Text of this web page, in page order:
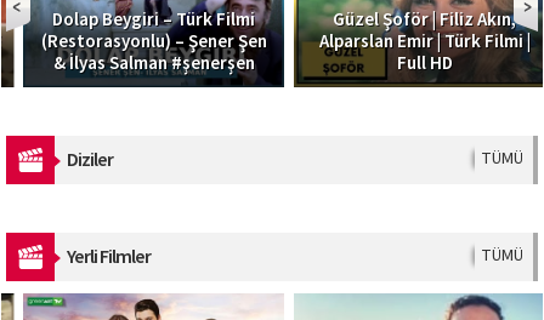
Dolap Beygiri – Türk Filmi
(Restorasyonlu) – Şener Şen
& İlyas Salman #şenerşen
Güzel Şoför | Filiz Akın,
Alparslan Emir | Türk Filmi |
Full HD
Diziler TÜMÜ
Yerli Filmler TÜMÜ